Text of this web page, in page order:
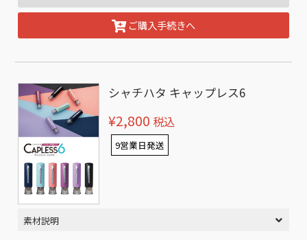
ご購入手続きへ
シャチハタ キャップレス6
¥2,800 税込
9営業日発送
素材説明